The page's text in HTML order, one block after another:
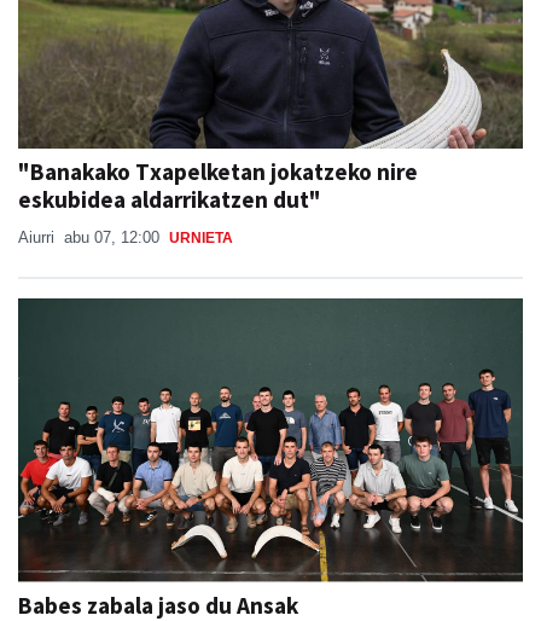
"Banakako Txapelketan jokatzeko nire
eskubidea aldarrikatzen dut"
Aiurri abu 07, 12:00 URNIETA
Babes zabala jaso du Ansak